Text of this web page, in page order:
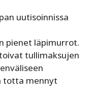
uutisoinnissa
pienet läpimurrot.
tullimaksujen
totta mennyt